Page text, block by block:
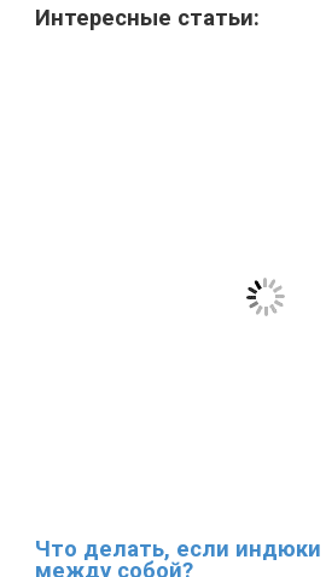
Интересные статьи:
Что делать, если индюки
между собой?